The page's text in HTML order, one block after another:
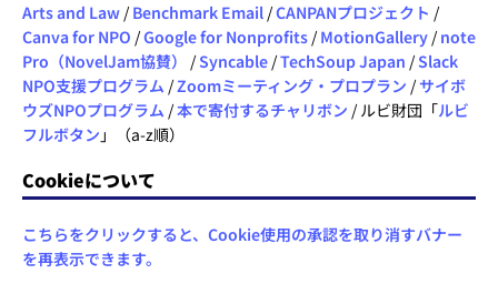
Arts and Law / Benchmark Email /CANPANプロジェクト /
Canva for NPO /Google for Nonprofits / MotionGallery / note
Pro（NovelJam協賛）
/Syncable /TechSoup Japan /Slack
NPO支援プログラム /Zoomミーティング・プロプラン /サイボ
ウズNPOプログラム /本で寄付するチャリボン / ルビ財団「ルビ
フルボタン 」（a-z順）
Cookieについて
こちらをクリックすると、Cookie使用の承認を取り消すバナー
を再表示できます。